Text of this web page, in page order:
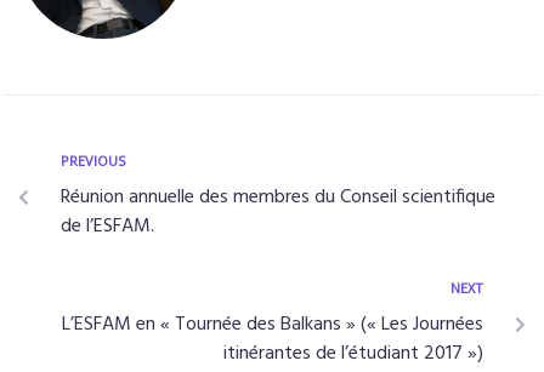
PREVIOUS
Réunion annuelle des membres du Conseil scientifique
de l’ESFAM.
NEXT
L’ESFAM en « Tournée des Balkans » (« Les Journées
itinérantes de l’étudiant 2017 »)